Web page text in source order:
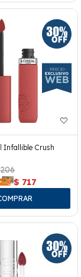
Infallible Crush
$ 717